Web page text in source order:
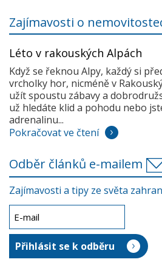
Zajímavosti o
Léto v rakouských Alpách
Když se řeknou Alpy, každý si
vrcholky hor, nicméně v
užít spoustu zábavy a
už hledáte klid a pohodu nebo
adrenalinu...
Pokračovat ve čtení
Odběr článků e-mailem
Zajímavosti a tipy ze světa